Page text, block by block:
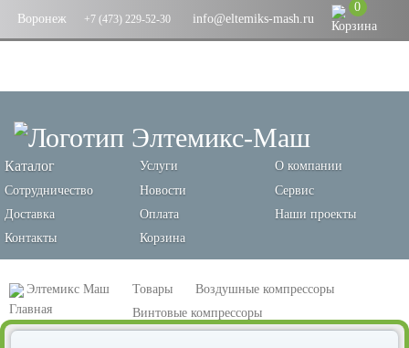
Воронеж +7 (473) 229-52-30 info@eltemiks-mash.ru
0
Каталог Услуги
О компании
Сотрудничество
Новости
Сервис
Доставка
Оплата
Наши проекты
Контакты
Корзина
Элтемикс Маш Товары
Воздушные компрессоры
Винтовые компрессоры
Винтовой компрессор Remeza ВК50-15ВС